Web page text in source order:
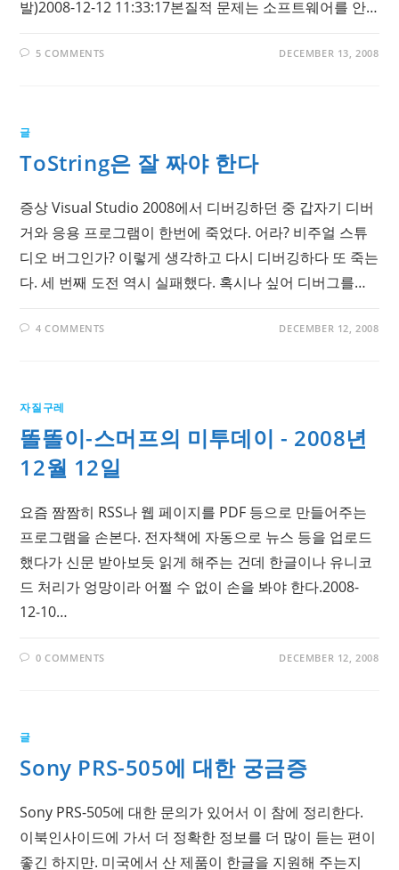
발)2008-12-12 11:33:17본질적 문제는 소프트웨어를 안…
5 COMMENTS DECEMBER 13, 2008
글
ToString은 잘 짜야 한다
증상 Visual Studio 2008에서 디버깅하던 중 갑자기 디버
거와 응용 프로그램이 한번에 죽었다. 어라? 비주얼 스튜
디오 버그인가? 이렇게 생각하고 다시 디버깅하다 또 죽는
다. 세 번째 도전 역시 실패했다. 혹시나 싶어 디버그를…
4 COMMENTS DECEMBER 12, 2008
자질구레
똘똘이-스머프의 미투데이 - 2008년
12월 12일
요즘 짬짬히 RSS나 웹 페이지를 PDF 등으로 만들어주는
프로그램을 손본다. 전자책에 자동으로 뉴스 등을 업로드
했다가 신문 받아보듯 읽게 해주는 건데 한글이나 유니코
드 처리가 엉망이라 어쩔 수 없이 손을 봐야 한다.2008-
12-10…
0 COMMENTS DECEMBER 12, 2008
글
Sony PRS-505에 대한 궁금증
Sony PRS-505에 대한 문의가 있어서 이 참에 정리한다.
이북인사이드에 가서 더 정확한 정보를 더 많이 듣는 편이
좋긴 하지만. 미국에서 산 제품이 한글을 지원해 주는지